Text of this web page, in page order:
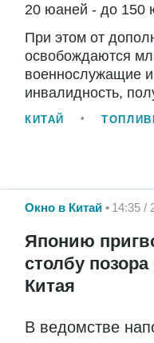
20 юаней - до 150
При этом от
освобождаются
военнослужащие
инвалидность,
КИТАЙ
Окно в Китай 14:35 /
Японию
столбу
Китая
В ведомстве